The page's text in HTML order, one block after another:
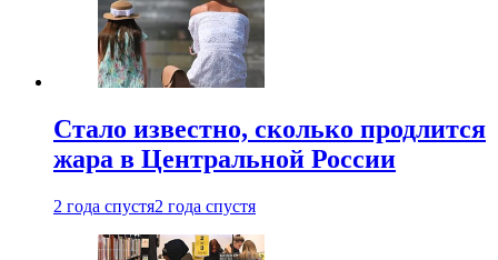
Стало известно, сколько продлится
жара в Центральной России
2 года спустя2 года спустя